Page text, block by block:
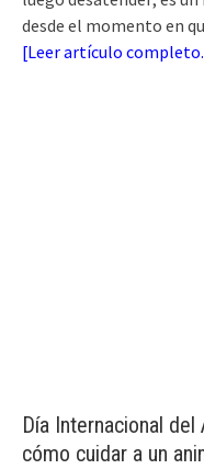
desde el momento en
[Leer artículo
Día Internacional
cómo cuidar a un